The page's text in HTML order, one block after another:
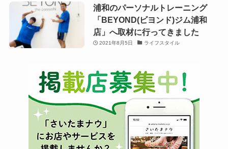
浦和のパーソナルトレーニング
「BEYOND(ビヨンド)ジム浦和
店」へ取材に行ってきました
2021年8月5日 ライフスタイル